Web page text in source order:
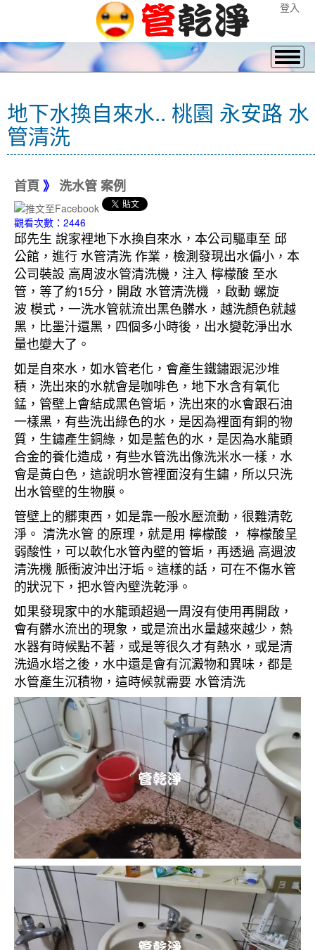
登入
地下水換自來水.. 桃園 永安路 水
管清洗
首頁 》 洗水管 案例
觀看次數：2446
邱先生 說家裡地下水換自來水，本公司驅車至 邱
公館，進行 水管清洗 作業，檢測發現出水偏小，本
公司裝設 高周波水管清洗機，注入 檸檬酸 至水
管，等了約15分，開啟 水管清洗機 ，啟動 螺旋
波 模式，一洗水管就流出黑色髒水，越洗顏色就越
黑，比墨汁還黑，四個多小時後，出水變乾淨出水
量也變大了。
如是自來水，如水管老化，會產生鐵鏽跟泥沙堆
積，洗出來的水就會是咖啡色，地下水含有氧化
錳，管壁上會結成黑色管垢，洗出來的水會跟石油
一樣黑，有些洗出綠色的水，是因為裡面有銅的物
質，生鏽產生銅綠，如是藍色的水，是因為水龍頭
合金的養化造成，有些水管洗出像洗米水一樣，水
會是黃白色，這說明水管裡面沒有生鏽，所以只洗
出水管壁的生物膜。
管壁上的髒東西，如是靠一般水壓流動，很難清乾
淨。 清洗水管 的原理，就是用 檸檬酸 ， 檸檬酸呈
弱酸性，可以軟化水管內壁的管垢，再透過 高週波
清洗機 脈衝波沖出汙垢。這樣的話，可在不傷水管
的狀況下，把水管內壁洗乾淨。
如果發現家中的水龍頭超過一周沒有使用再開啟，
會有髒水流出的現象，或是流出水量越來越少，熱
水器有時候點不著，或是等很久才有熱水，或是清
洗過水塔之後，水中還是會有沉澱物和異味，都是
水管產生沉積物，這時候就需要 水管清洗